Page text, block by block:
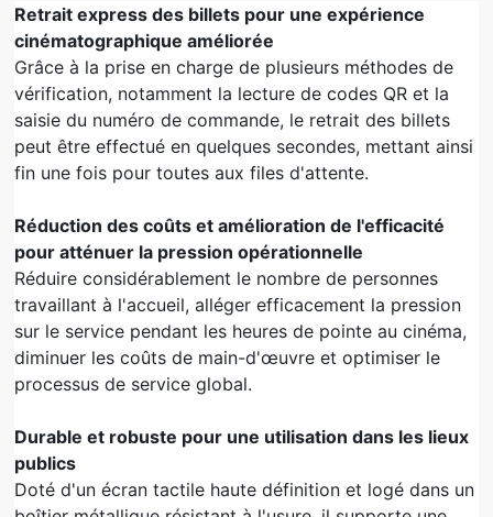
Retraitexpress des billets pour une expérience
cinématographique améliorée
Grâce à la prise en charge de plusieurs méthodes de
vérification, notamment la lecture de codes QR et la
saisie du numéro de commande, le retrait des billets
peut être effectué en quelques secondes, mettant ainsi
fin une fois pour toutes aux files d'attente.
Réduction des coûts et amélioration de l'efficacité
pour atténuer la pression opérationnelle
Réduire considérablement le nombre de personnes
travaillant à l'accueil, alléger efficacement la pression
sur le service pendant les heures de pointe au cinéma,
diminuer les coûts de main-d'œuvre et optimiser le
processus de service global.
Durable et robuste pour une utilisation dans les lieux
publics
Doté d'un écran tactile haute définition et logé dans un